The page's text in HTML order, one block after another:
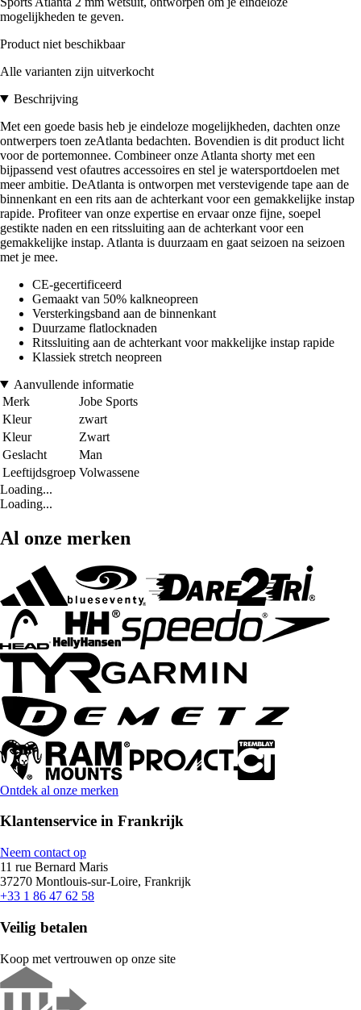
mogelijkheden te geven.
Product niet beschikbaar
Alle varianten zijn uitverkocht
Beschrijving
Met een goede basis heb je eindeloze mogelijkheden, dachten onze
ontwerpers toen zeAtlanta bedachten. Bovendien is dit product licht
voor de portemonnee. Combineer onze Atlanta shorty met een
bijpassend vest ofautres accessoires en stel je watersportdoelen met
meer ambitie. DeAtlanta is ontworpen met verstevigende tape aan de
binnenkant en een rits aan de achterkant voor een gemakkelijke instap
rapide. Profiteer van onze expertise en ervaar onze fijne, soepel
gestikte naden en een ritssluiting aan de achterkant voor een
gemakkelijke instap. Atlanta is duurzaam en gaat seizoen na seizoen
met je mee.
CE-gecertificeerd
Gemaakt van 50% kalkneopreen
Versterkingsband aan de binnenkant
Duurzame flatlocknaden
Ritssluiting aan de achterkant voor makkelijke instap rapide
Klassiek stretch neopreen
Aanvullende informatie
Merk
Jobe Sports
Kleur
zwart
Kleur
Zwart
Geslacht
Man
Leeftijdsgroep Volwassene
Loading...
Loading...
Al onze merken
Ontdek al onze merken
Klantenservice in Frankrijk
Neem contact op
11 rue Bernard Maris
37270 Montlouis-sur-Loire, Frankrijk
+33 1 86 47 62 58
Veilig betalen
Koop met vertrouwen op onze site